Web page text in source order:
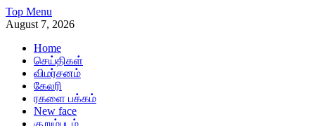
Skip
to
Top Menu
August 7, 2026
Home
செய்திகள்
விமர்சனம்
கேலரி
ரகளை பக்கம்
New face
குறும்படம்